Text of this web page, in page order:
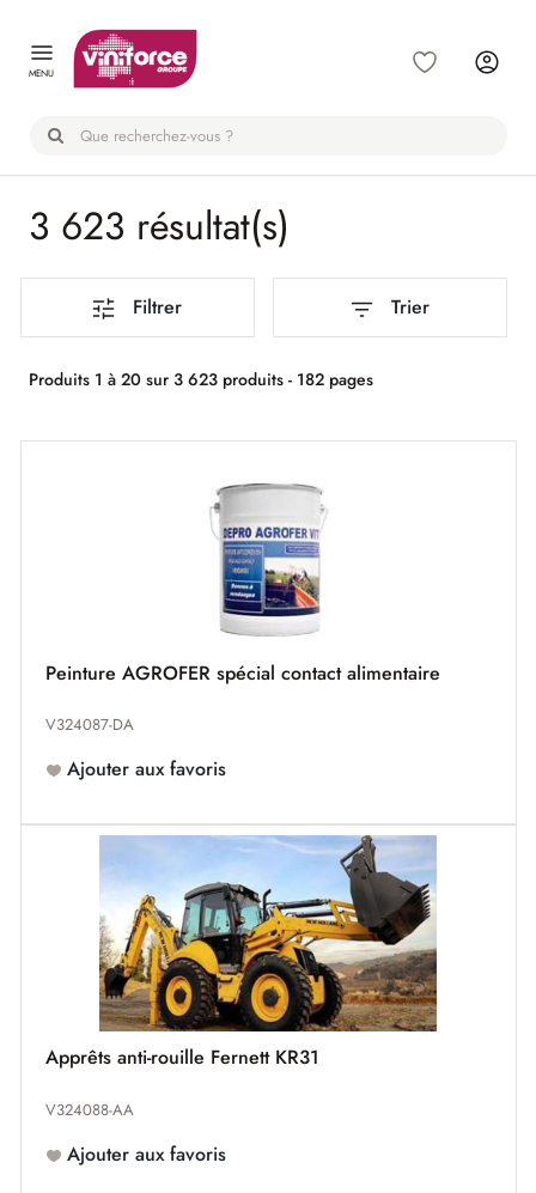
MENU
3 623 résultat(s)
Filtrer Trier
Produits 1 à 20 sur 3 623 produits - 182 pages
Peinture AGROFER spécial contact alimentaire
V324087-DA
Ajouter aux favoris
Apprêts anti-rouille Fernett KR31
V324088-AA
Ajouter aux favoris